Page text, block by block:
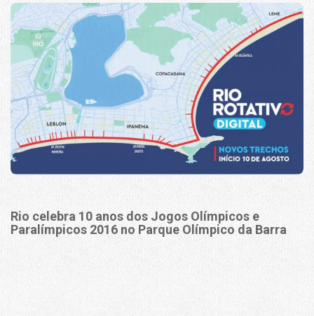
Rio celebra 10 anos dos Jogos Olímpicos e
Paralímpicos 2016 no Parque Olímpico da Barra